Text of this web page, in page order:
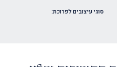
סוגי עיצובים לפרוכת: